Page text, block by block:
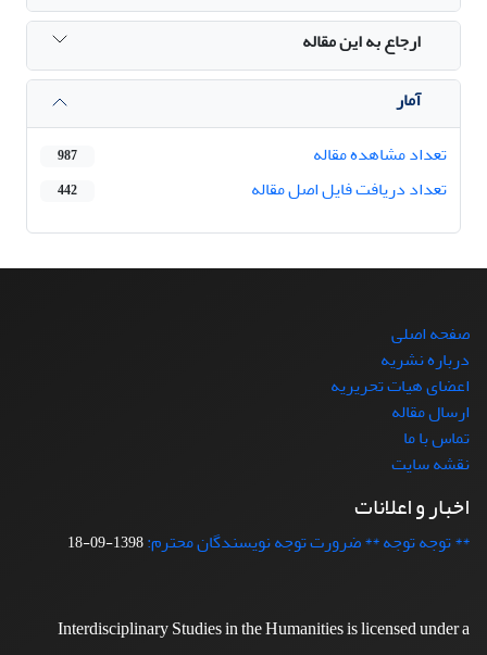
ارجاع به این مقاله
آمار
تعداد مشاهده مقاله
987
تعداد دریافت فایل اصل مقاله 442
صفحه اصلی
درباره نشریه
اعضای هیات تحریریه
ارسال مقاله
تماس با ما
نقشه سایت
اخبار و اعلانات
** توجه توجه ** ضرورت توجه نویسندگان محترم:1398-09-18
Interdisciplinary Studies in the Humanities is licensed under a